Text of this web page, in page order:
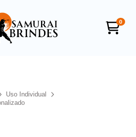
0
Uso Individual